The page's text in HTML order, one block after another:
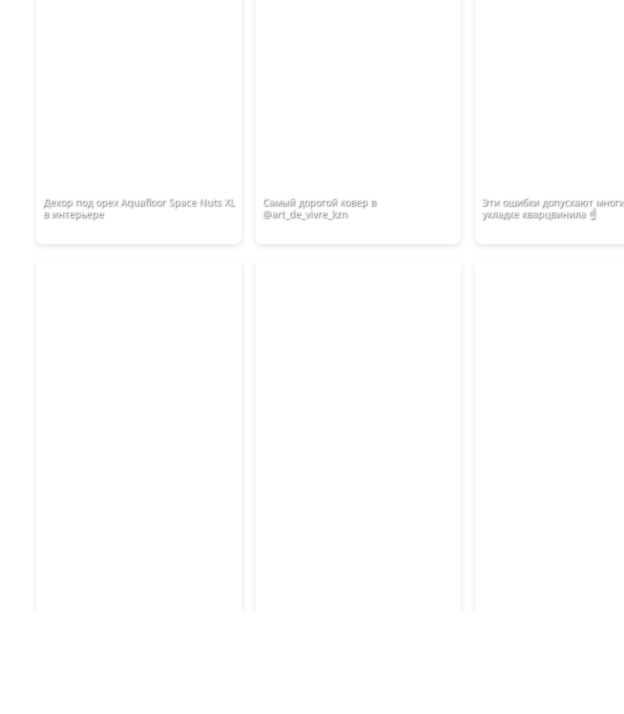
Декор под орех Aquafloor Space Nuts XL
в интерьере
Самый дорогой ковер в
@art_de_vivre_kzn
Эти ошибки допускают
укладке кварцвинила ☝